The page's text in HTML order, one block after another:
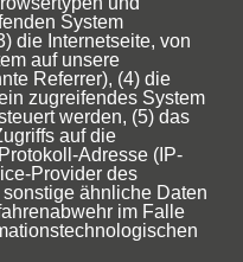
System
die Internetseite, von
auf unsere
Referrer), (4) die
zugreifendes System
werden, (5) das
auf die
Adresse (IP-
Provider des
ähnliche Daten
im Falle